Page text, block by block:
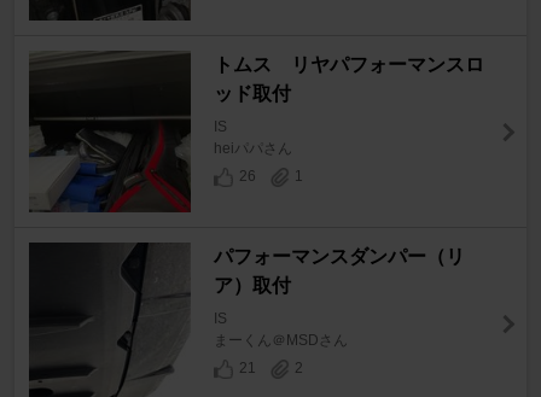
トムス リヤパフォーマンスロ
ッド取付
IS
heiパパさん
26
1
パフォーマンスダンパー（リ
ア）取付
IS
まーくん＠MSDさん
21
2